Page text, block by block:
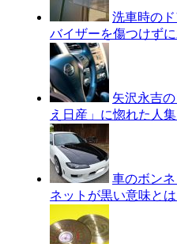
洗車時の
バイザーを傷つけず
矢沢永吉
え日産」に惚れた人
車のボン
ネットが黒い意味とは